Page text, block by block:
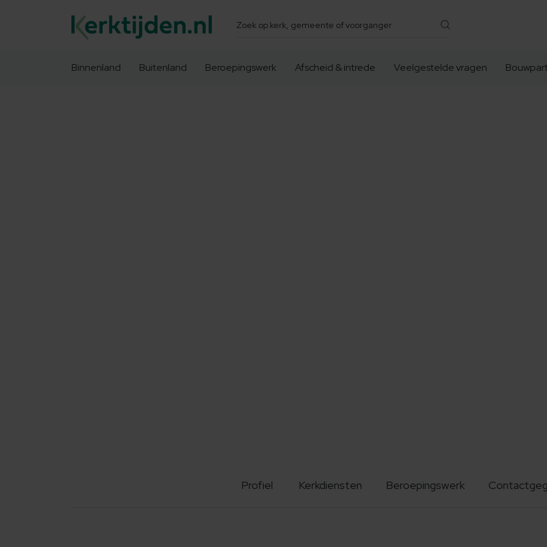
Zoeken
Binnenland Buitenland Beroepingswerk Afscheid & intrede Veelgestelde vragen
Profiel Kerkdiensten Beroepingswerk